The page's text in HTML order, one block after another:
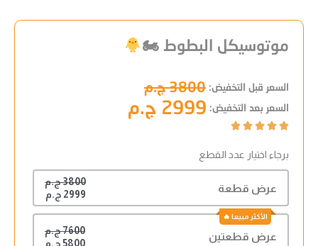
موتوسيكل البطوط 🏍
السعر قبل التخفيض: 3800 ج.م
السعر بعد التخفيض: 2999 ج.م





برجاء اختيار عدد القطع
عرض قطعة
3800 ج.م
2999 ج.م
عرض قطعتين
7600 ج.م
5800 ج.م